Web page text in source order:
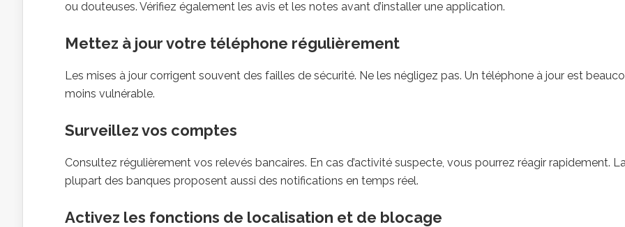
ou douteuses. Vérifiez également les avis et les notes avant d’installer une application.
Mettez à jour votre téléphone régulièrement
Les mises à jour corrigent souvent des failles de sécurité. Ne les négligez pas. Un téléphone à jour est
moins vulnérable.
Surveillez vos comptes
Consultez régulièrement vos relevés bancaires. En cas d’activité suspecte, vous pourrez réagir rapidement.
plupart des banques proposent aussi des notifications en temps réel.
Activez les fonctions de localisation et de blocage